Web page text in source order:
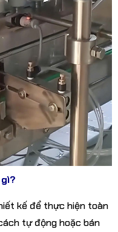
kế để thực hiện toàn
tự động hoặc bán